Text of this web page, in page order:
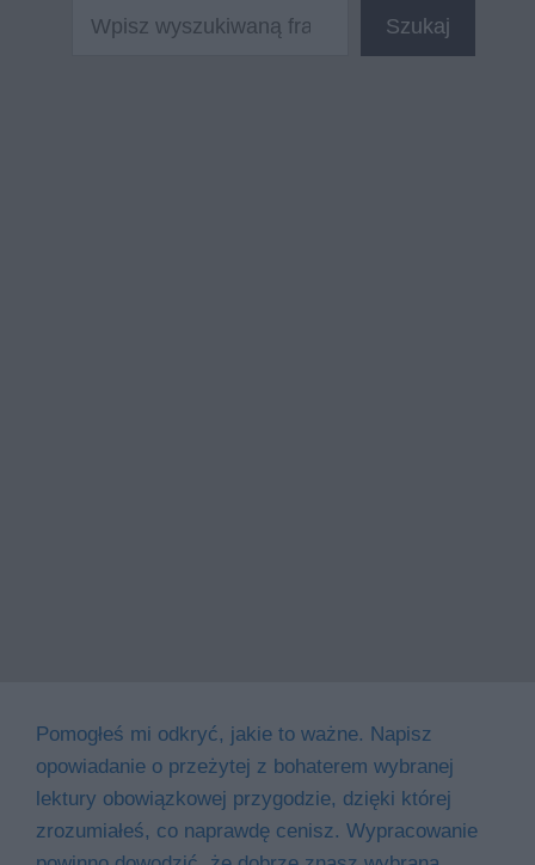
Szukaj
Pomogłeś mi odkryć, jakie to ważne. Napisz
opowiadanie o przeżytej z bohaterem wybranej
lektury obowiązkowej przygodzie, dzięki której
zrozumiałeś, co naprawdę cenisz. Wypracowanie